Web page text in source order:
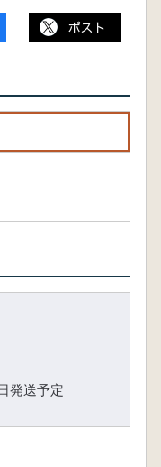
発送予定